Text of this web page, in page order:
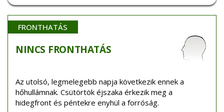
FRONTHATÁS
NINCS FRONTHATÁS
Az utolsó, legmelegebb napja következik ennek a
hőhullámnak. Csütörtök éjszaka érkezik meg a
hidegfront és péntekre enyhül a forróság.